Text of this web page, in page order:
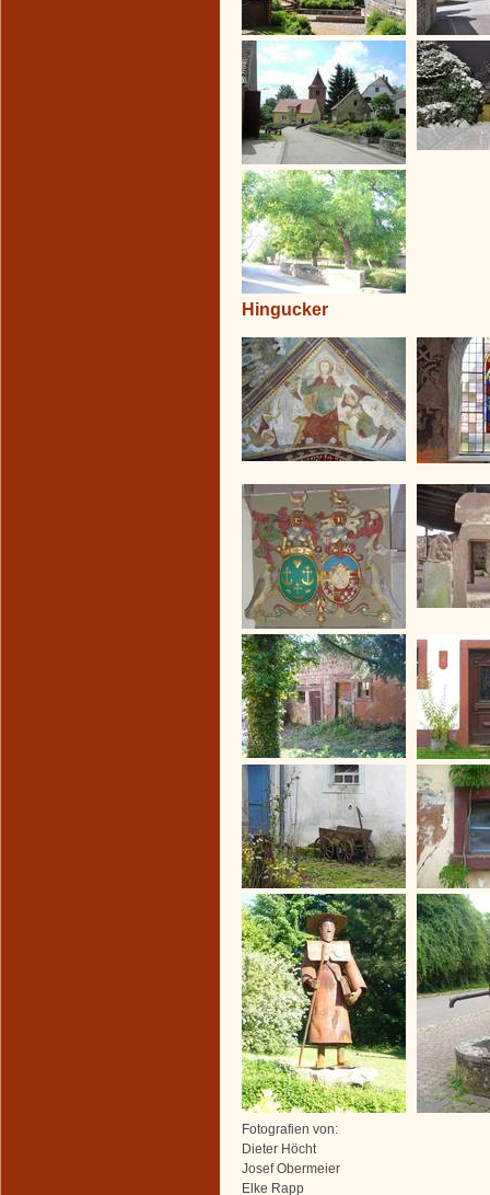
Hingucker
Fotografien von:
Dieter Höcht
Josef Obermeier
Elke Rapp